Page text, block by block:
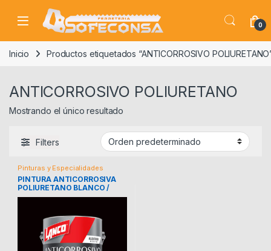
Skip to navigation
Skip to content
0
Inicio Productos etiquetados “ANTICORROSIVO
ANTICORROSIVO POLIURETANO
Mostrando el único resultado
Filters
Pinturas y Especialidades
PINTURA ANTICORROSIVA
POLIURETANO BLANCO /
NEGRO / ROJO MATE LANCO